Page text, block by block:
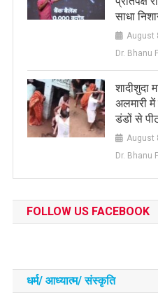
साधा
August
Dr. Bhanu
शादीशुदा
अलमारी
डंडों से
August
Dr. Bhanu
FOLLOW US FACEBOOK
धर्म/ आध्‍यात्‍म/ संस्‍कृति